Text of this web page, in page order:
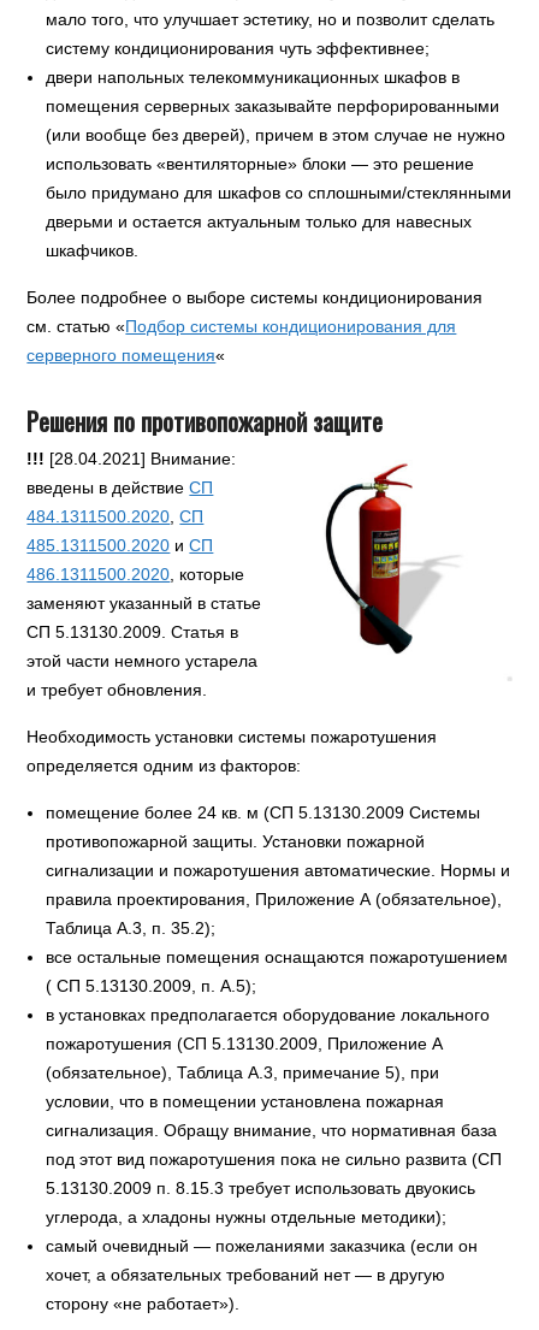
мало того, что улучшает эстетику, но и позволит сделать
систему кондиционирования чуть эффективнее;
двери напольных телекоммуникационных шкафов в
помещения серверных заказывайте перфорированными
(или вообще без дверей), причем в этом случае не нужно
использовать «вентиляторные» блоки — это решение
было придумано для шкафов со сплошными/стеклянными
дверьми и остается актуальным только для навесных
шкафчиков.
Более подробнее о выборе системы кондиционирования
см. статью «Подбор системы кондиционирования для
серверного помещения«
Решения по противопожарной защите
!!! [28.04.2021] Внимание:
введены в действиеСП
484.1311500.2020 ,СП
485.1311500.2020 иСП
486.1311500.2020 , которые
заменяют указанный в статье
СП 5.13130.2009. Статья в
этой части немного устарела
и требует обновления.
Необходимость установки системы пожаротушения
определяется одним из факторов:
помещение более 24 кв. м (СП 5.13130.2009 Системы
противопожарной защиты. Установки пожарной
сигнализации и пожаротушения автоматические. Нормы и
правила проектирования, Приложение А (обязательное),
Таблица А.3, п. 35.2);
все остальные помещения оснащаются пожаротушением
( СП 5.13130.2009, п. А.5);
в установках предполагается оборудование локального
пожаротушения (СП 5.13130.2009, Приложение А
(обязательное), Таблица А.3, примечание 5), при
условии, что в помещении установлена пожарная
сигнализация. Обращу внимание, что нормативная база
под этот вид пожаротушения пока не сильно развита (СП
5.13130.2009 п. 8.15.3 требует использовать двуокись
углерода, а хладоны нужны отдельные методики);
самый очевидный — пожеланиями заказчика (если он
хочет, а обязательных требований нет — в другую
сторону «не работает»).